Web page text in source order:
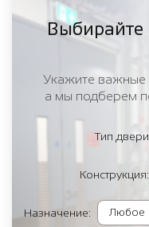
Укажите важные
а мы подберем
Тип
Конструкция:
Назначение: